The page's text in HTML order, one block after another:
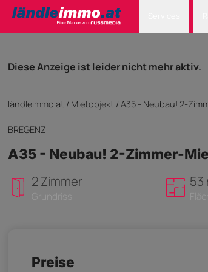
Diese Anzeige ist leider nicht mehr aktiv.
ländleimmo.at / Mietobjekt / A35 - Neubau! 2-
BREGENZ
A35 - Neubau! 2-Zimmer-
2 Zimmer
Grundriss
53
Preise